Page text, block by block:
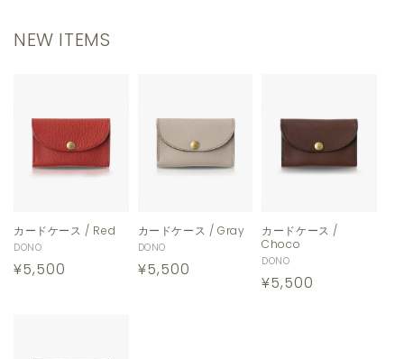
NEW ITEMS
カードケース / Red
販
売
DONO
通
¥5,500
カードケース / Gray
販
売
DONO
通
¥5,500
カードケース /
Choco
販
売
DONO
通
¥5,500